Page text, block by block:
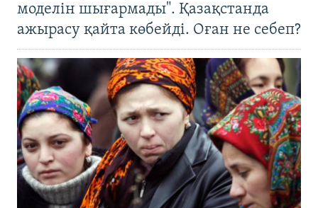
моделін шығармады". Қазақстанда
ажырасу қайта көбейді. Оған не себеп?